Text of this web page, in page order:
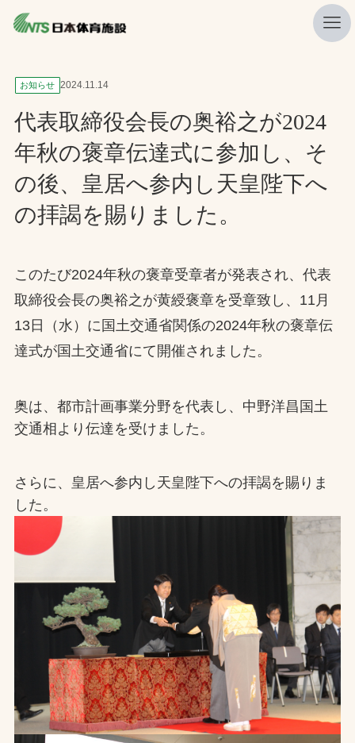
私たちの強み
ニュース
プレスリリース
レポート
製品・サービス一覧
会社概要
採用情報
お取引先の皆様へ
ソーシャルメディアポリシー
文字の見えづらさや操作にお困りの方へ
お知らせ 2024.11.14
代表取締役会長の奥裕之が2024
年秋の褒章伝達式に参加し、そ
の後、皇居へ参内し天皇陛下へ
の拝謁を賜りました。
このたび2024年秋の褒章受章者が発表され、代表
取締役会長の奥裕之が黄綬褒章を受章致し、11月
13日（水）に国土交通省関係の2024年秋の褒章伝
達式が国土交通省にて開催されました。
奥は、都市計画事業分野を代表し、中野洋昌国土
交通相より伝達を受けました。
さらに、皇居へ参内し天皇陛下への拝謁を賜りま
した。